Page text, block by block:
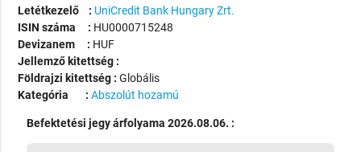
Letétkezelő : UniCredit Bank Hungary Zrt.
ISIN száma : HU0000715248
Devizanem : HUF
Jellemző kitettség :
Földrajzi kitettség :Globális
Kategória : Abszolút hozamú
Befektetési jegy árfolyama 2026.08.06. :